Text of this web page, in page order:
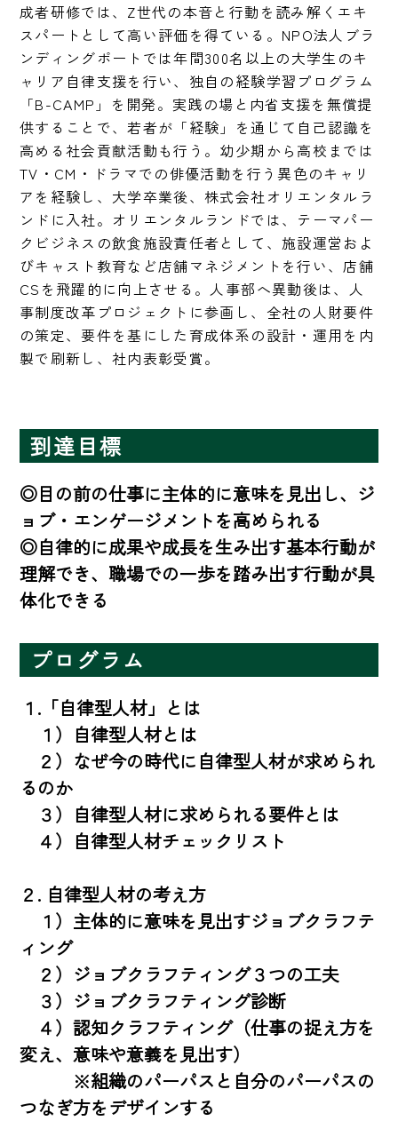
成者研修では、Z世代の本音と行動を読み解くエキ
スパートとして高い評価を得ている。NPO法人ブラ
ンディングポートでは年間300名以上の大学生のキ
ャリア自律支援を行い、独自の経験学習プログラム
「B-CAMP」を開発。実践の場と内省支援を無償提
供することで、若者が「経験」を通じて自己認識を
高める社会貢献活動も行う。幼少期から高校までは
TV・CM・ドラマでの俳優活動を行う異色のキャリ
アを経験し、大学卒業後、株式会社オリエンタルラ
ンドに入社。オリエンタルランドでは、テーマパー
クビジネスの飲食施設責任者として、施設運営およ
びキャスト教育など店舗マネジメントを行い、店舗
CSを飛躍的に向上させる。人事部へ異動後は、人
事制度改革プロジェクトに参画し、全社の人財要件
の策定、要件を基にした育成体系の設計・運用を内
製で刷新し、社内表彰受賞。
到達目標
◎目の前の仕事に主体的に意味を見出し、ジ
ョブ・エンゲージメントを高められる
◎自律的に成果や成長を生み出す基本行動が
理解でき、職場での一歩を踏み出す行動が具
体化できる
プログラム
１.「自律型人材」とは
１）自律型人材とは
２）なぜ今の時代に自律型人材が求められ
るのか
３）自律型人材に求められる要件とは
４）自律型人材チェックリスト
２. 自律型人材の考え方
１）主体的に意味を見出すジョブクラフテ
ィング
２）ジョブクラフティング３つの工夫
３）ジョブクラフティング診断
４）認知クラフティング（仕事の捉え方を
変え、意味や意義を見出す）
※組織のパーパスと自分のパーパスの
つなぎ方をデザインする